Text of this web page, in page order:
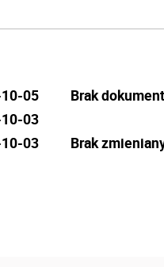
05
03
03
Brak
Brak